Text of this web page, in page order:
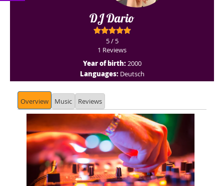
DJ Dario
5 / 5
1 Reviews
Year of birth:2000
Languages: Deutsch
Overview Music Reviews